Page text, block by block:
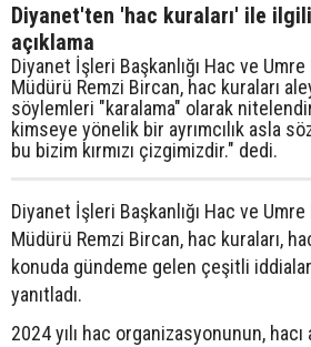
Diyanet'ten 'hac kuraları' ile
açıklama
Diyanet İşleri Başkanlığı Hac ve
Müdürü Remzi Bircan, hac kuraları
söylemleri "karalama" olarak
kimseye yönelik bir ayrımcılık asla
bu bizim kırmızı çizgimizdir." dedi.
Diyanet İşleri Başkanlığı Hac ve
Müdürü Remzi Bircan, hac kuraları,
konuda gündeme gelen çeşitli
yanıtladı.
2024 yılı hac organizasyonunun, hacı